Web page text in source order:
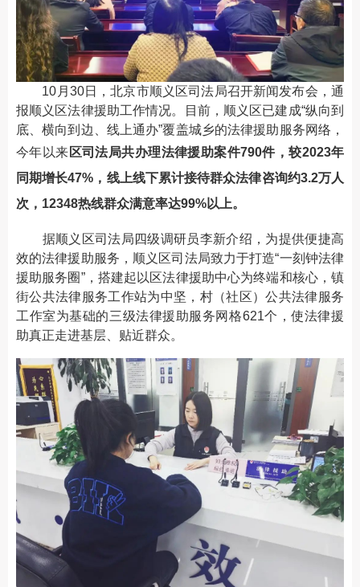
10月30日，北京市顺义区司法局召开新闻发布会，通
报顺义区法律援助工作情况。目前，顺义区已建成“纵向到
底、横向到边、线上通办”覆盖城乡的法律援助服务网络，
今年以来 区司法局共办理法律援助案件790件，较2023年
同期增长47%，线上线下累计接待群众法律咨询约3.2万人
次，12348热线群众满意率达99%以上。
据顺义区司法局四级调研员李新介绍，为提供便捷高
效的法律援助服务，顺义区司法局致力于打造“一刻钟法律
援助服务圈”，搭建起以区法律援助中心为终端和核心，镇
街公共法律服务工作站为中坚，村（社区）公共法律服务
工作室为基础的三级法律援助服务网格621个，使法律援
助真正走进基层、贴近群众。